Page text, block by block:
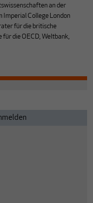
an der
Imperial College London
für die britische
die OECD, Weltbank,